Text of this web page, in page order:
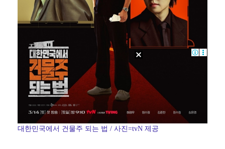
대한민국에서 건물주 되는 법 / 사진=tvN 제공